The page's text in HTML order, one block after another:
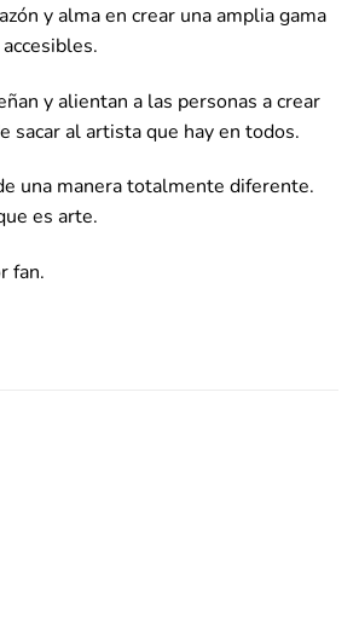
y alma en crear una amplia gama
y alientan a las personas a crear
sacar al artista que hay en todos.
una manera totalmente diferente.
es arte.
fan.